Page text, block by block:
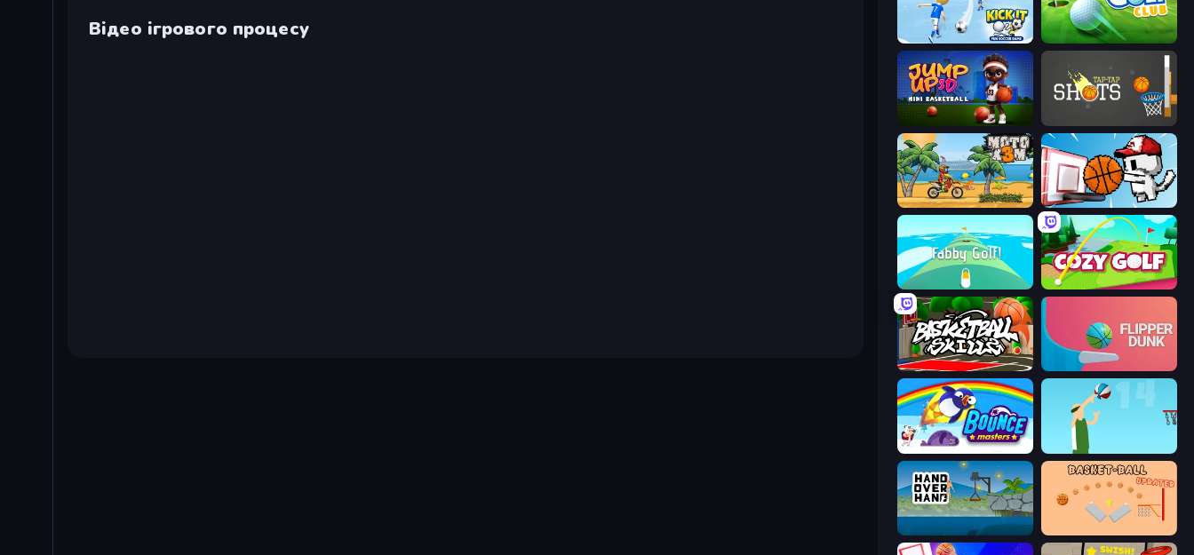
Відео ігрового процесу Kick It – Fun Soccer Game Mini Golf Club
Jump Up 3D: Mini Basketball
Moto X3M Basket Cats
Fabby Golf! Cozy Golf
Basketball Skills Flipper Dunk 3D
Bouncemasters Street Ball Jam
Hand Over Hand